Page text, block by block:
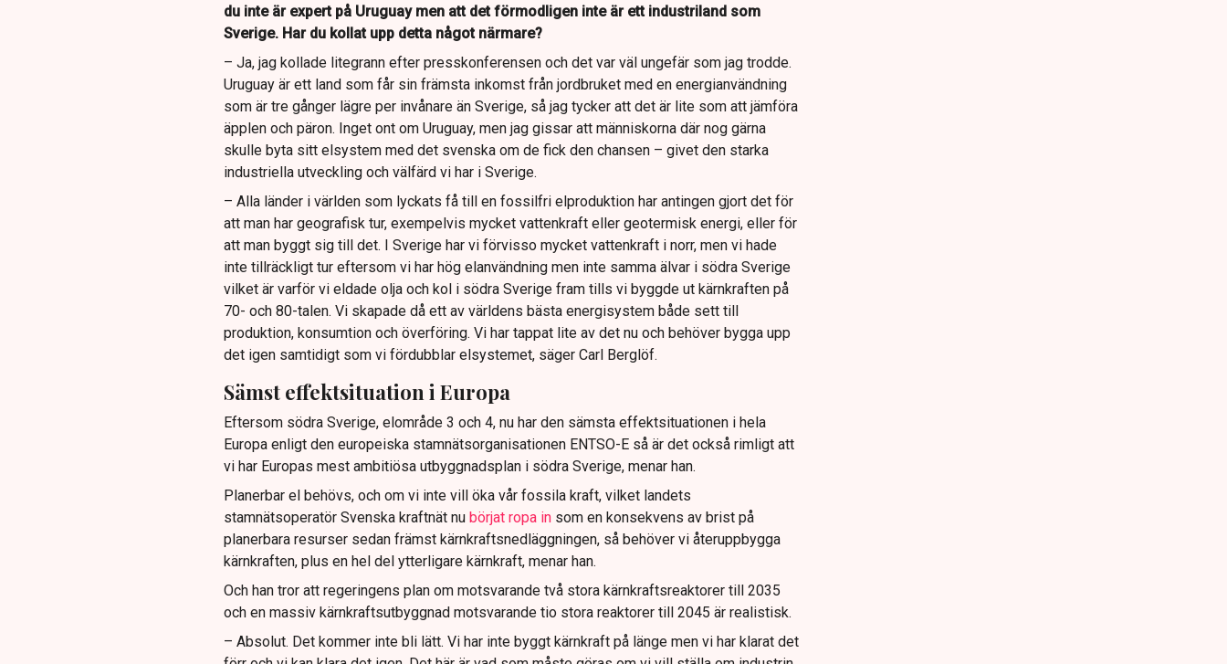
du inte är expert på Uruguay men att det förmodligen inte är ett industriland som
Sverige. Har du kollat upp detta något närmare?
– Ja, jag kollade litegrann efter presskonferensen och det var väl ungefär som jag trodde.
Uruguay är ett land som får sin främsta inkomst från jordbruket med en energianvändning
som är tre gånger lägre per invånare än Sverige, så jag tycker att det är lite som att jämföra
äpplen och päron. Inget ont om Uruguay, men jag gissar att människorna där nog gärna
skulle byta sitt elsystem med det svenska om de fick den chansen – givet den starka
industriella utveckling och välfärd vi har i Sverige.
– Alla länder i världen som lyckats få till en fossilfri elproduktion har antingen gjort det för
att man har geografisk tur, exempelvis mycket vattenkraft eller geotermisk energi, eller för
att man byggt sig till det. I Sverige har vi förvisso mycket vattenkraft i norr, men vi hade
inte tillräckligt tur eftersom vi har hög elanvändning men inte samma älvar i södra Sverige
vilket är varför vi eldade olja och kol i södra Sverige fram tills vi byggde ut kärnkraften på
70- och 80-talen. Vi skapade då ett av världens bästa energisystem både sett till
produktion, konsumtion och överföring. Vi har tappat lite av det nu och behöver bygga upp
det igen samtidigt som vi fördubblar elsystemet, säger Carl Berglöf.
Sämst effektsituation i Europa
Eftersom södra Sverige, elområde 3 och 4, nu har den sämsta effektsituationen i hela
Europa enligt den europeiska stamnätsorganisationen ENTSO-E så är det också rimligt att
vi har Europas mest ambitiösa utbyggnadsplan i södra Sverige, menar han.
Planerbar el behövs, och om vi inte vill öka vår fossila kraft, vilket landets
stamnätsoperatör Svenska kraftnät nu börjat ropa insom en konsekvens av brist på
planerbara resurser sedan främst kärnkraftsnedläggningen, så behöver vi återuppbygga
kärnkraften, plus en hel del ytterligare kärnkraft, menar han.
Och han tror att regeringens plan om motsvarande två stora kärnkraftsreaktorer till 2035
och en massiv kärnkraftsutbyggnad motsvarande tio stora reaktorer till 2045 är realistisk.
– Absolut. Det kommer inte bli lätt. Vi har inte byggt kärnkraft på länge men vi har klarat det